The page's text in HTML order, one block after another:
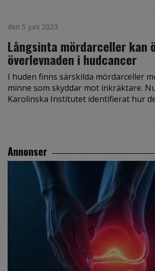
den 5 juni 2023
Långsinta mördarceller kan
överlevnaden i hudcancer
I huden finns särskilda mördarceller
minne som skyddar mot inkräktare.
Karolinska Institutet identifierat hur
Annonser